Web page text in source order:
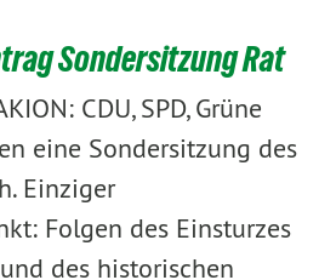
Sondersitzung Rat
CDU, SPD, Grüne
eine Sondersitzung des
Einziger
Folgen des Einsturzes
des historischen